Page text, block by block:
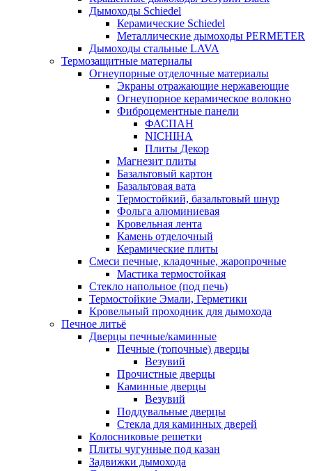
Дымоходы Schiedel
Керамические Schiedel
Металлические дымоходы PERMETER
Дымоходы стальные LAVA
Термозащитные материалы
Огнеупорные отделочные материалы
Экраны отражающие нержавеющие
Огнеупорное керамическое волокно
Фиброцементные панели
ФАСПАН
NICHIHA
Плиты Декор
Магнезит плиты
Базальтовый картон
Базальтовая вата
Термостойкий, базальтовый шнур
Фольга алюминиевая
Кровельная лента
Камень отделочный
Керамические плиты
Смеси печные, кладочные, жаропрочные
Мастика термостойкая
Стекло напольное (под печь)
Термостойкие Эмали, Герметики
Кровельный проходник для дымохода
Печное литьё
Дверцы печные/каминные
Печные (топочные) дверцы
Везувий
Прочистные дверцы
Каминные дверцы
Везувий
Поддувальные дверцы
Стекла для каминных дверей
Колосниковые решетки
Плиты чугунные под казан
Задвижки дымохода